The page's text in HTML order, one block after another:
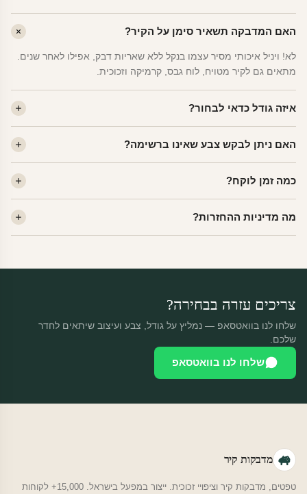
האם המדבקה תשאיר סימן על הקיר?
לא! ויניל איכותי מסיר עצמו בנקל ללא שאריות דבק, אפילו לאחר שנים.
מתאים גם לקיר מטויח, לוח גבס, קרמיקה וזכוכית.
איזה גודל כדאי לבחור?
שינה של מבוגרים — L. לפינה קטנה — S.
האם ניתן לבקש צבע שאינו ברשימה?
הצבעים זמינים ללא תוספת מחיר.
כמה זמן לוקח?
14:00 — יצאו באותו יום.
מה מדיניות ההחזרות?
צריכים עזרה בבחירה?
שלחו לנו בוואטסאפ — נמליץ על גודל, צבע ועיצוב שיתאים לחדר
שלכם.
שלחו לנו בוואטסאפ
מדבקות קיר
טפטים, מדבקות קיר וציפויי זכוכית. ייצור במפעל בישראל. 15,000+ לקוחות